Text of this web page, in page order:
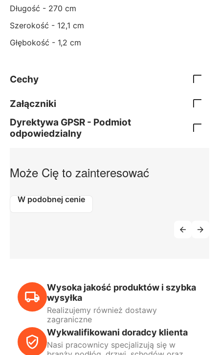
Długość - 270 cm
Szerokość - 12,1 cm
Głębokość - 1,2 cm
Cechy
Załączniki
Dyrektywa GPSR - Podmiot
odpowiedzialny
Może Cię to zainteresować
W podobnej cenie
Wysoka jakość produktów i szybka
wysyłka
Realizujemy również dostawy
zagraniczne
Wykwalifikowani doradcy klienta
Nasi pracownicy specjalizują się w